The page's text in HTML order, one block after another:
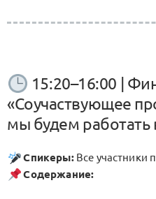
15:20–16:00 |
«Соучаствующее
мы будем работать
Спикеры:Все участники
Содержание: